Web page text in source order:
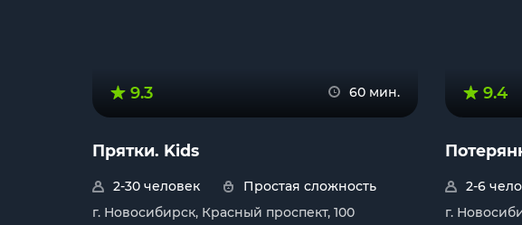
9.3 60 мин.
Прятки. Kids
2-30 человек
Простая сложность
г. Новосибирск, Красный проспект, 100
9.4
2-6
г.